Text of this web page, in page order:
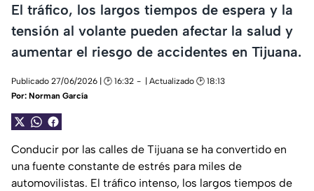
El tráfico, los largos tiempos de espera y la
tensión al volante pueden afectar la salud y
aumentar el riesgo de accidentes en Tijuana.
Publicado 27/06/2026 | 🕑 16:32
| Actualizado 🕑 18:13
Por: Norman García
Conducir por las calles de Tijuana se ha convertido en
una fuente constante de estrés para miles de
automovilistas. El tráfico intenso, los largos tiempos de